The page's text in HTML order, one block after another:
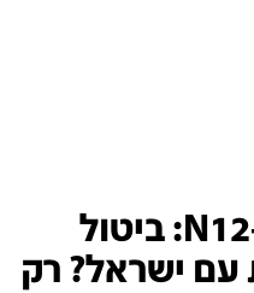
גורם בבית הלבן ל-N12: ביטול
עם ישראל? רק